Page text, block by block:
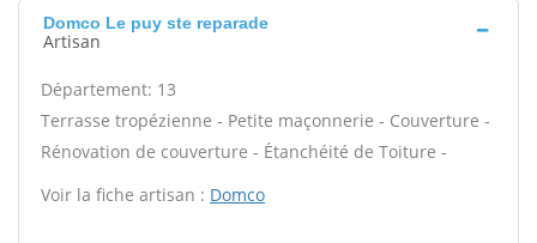
Domco Le puy ste reparade
Artisan
Département: 13
Terrasse tropézienne - Petite maçonnerie - Couverture -
Rénovation de couverture - Étanchéité de Toiture -
Voir la fiche artisan : Domco